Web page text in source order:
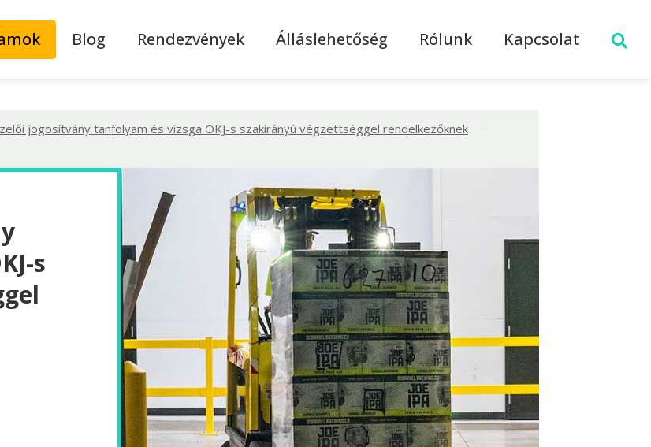
Blog Rendezvények Álláslehetőség Rólunk Kapcsolat
jogosítvány tanfolyam és vizsga OKJ-s szakirányú végzettséggel rendelkezőknek
s